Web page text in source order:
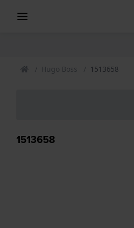
Hugo Boss 1513658
1513658